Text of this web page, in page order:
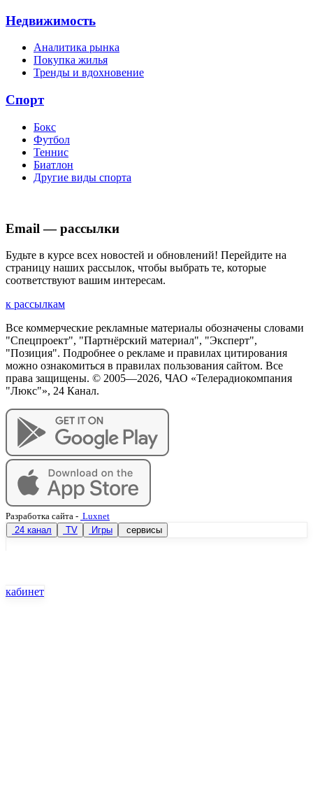
Недвижимость
Аналитика рынка
Покупка жилья
Тренды и вдохновение
Спорт
Бокс
Футбол
Теннис
Биатлон
Другие виды спорта
Email — рассылки
Будьте в курсе всех новостей и обновлений! Перейдите на
страницу наших рассылок, чтобы выбрать те, которые
соответствуют вашим интересам.
к рассылкам
Все коммерческие рекламные материалы обозначены словами
"Спецпроект", "Партнёрский материал", "Эксперт",
"Позиция". Подробнее о рекламе и правилах цитирования
можно ознакомиться в правилах пользования сайтом. Все
права защищены. © 2005—2026, ЧАО «Телерадиокомпания
"Люкс"», 24 Канал.
Разработка сайта - Luxnet
24 канал
TV Игры сервисы
кабинет